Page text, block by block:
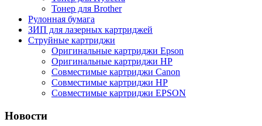
Тонер для Brother
Рулонная бумага
ЗИП для лазерных картриджей
Струйные картриджи
Оригинальные картриджи Epson
Оригинальные картриджи НР
Cовместимые картриджи Canon
Cовместимые картриджи HP
Cовместимые картриджи EPSON
Новости